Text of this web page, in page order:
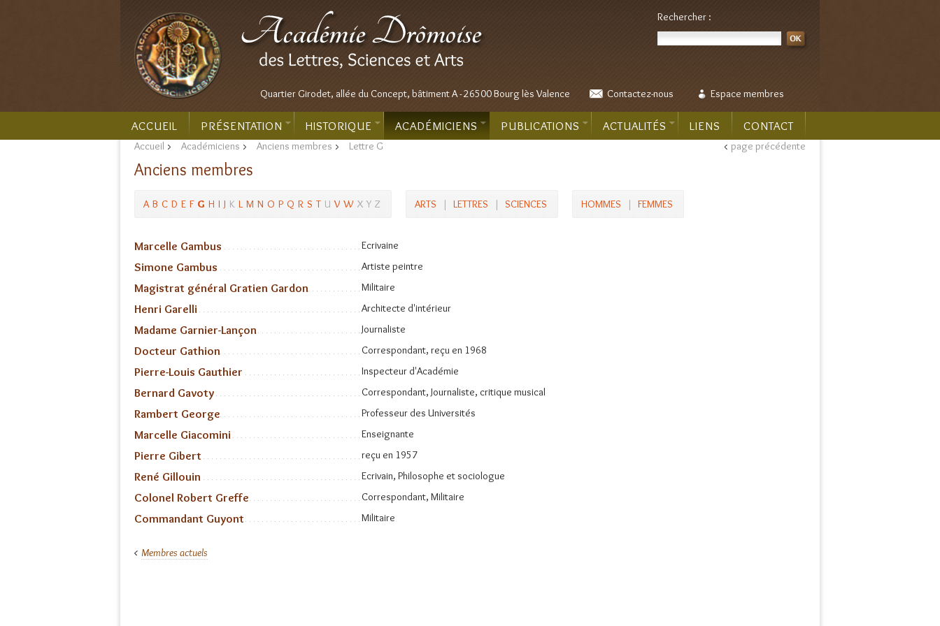
Rechercher :
Quartier Girodet, allée du Concept, bâtiment A - 26500 Bourg lès Valence Contactez-nous Espace membres
ACCUEIL PRÉSENTATION HISTORIQUE ACADÉMICIENS PUBLICATIONS ACTUALITÉS LIENS CONTACT
< page précédente
Accueil > Académiciens > Anciens membres > Lettre G
Anciens membres
A B C D E F G H I J K L M N O P Q R S T U V W X Y Z ARTS | LETTRES | SCIENCES HOMMES | FEMMES
Marcelle Gambus Ecrivaine
Simone Gambus Artiste peintre
Magistrat général Gratien Gardon Militaire
Henri Garelli Architecte d'intérieur
Madame Garnier-Lançon Journaliste
Docteur Gathion Correspondant, reçu en 1968
Pierre-Louis Gauthier Inspecteur d'Académie
Bernard Gavoty Correspondant, Journaliste, critique musical
Rambert George Professeur des Universités
Marcelle Giacomini Enseignante
Pierre Gibert reçu en 1957
René Gillouin Ecrivain, Philosophe et sociologue
Colonel Robert Greffe Correspondant, Militaire
Commandant Guyont Militaire
Membres actuels